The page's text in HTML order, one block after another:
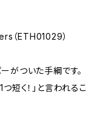
ETH01029）
がついた手綱です。
短く！」と言われるこ